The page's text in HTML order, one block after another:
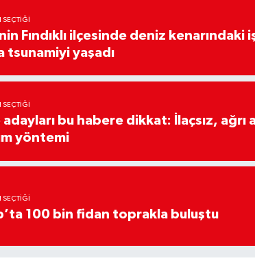
SEÇTIĞI
Fındıklı ilçesinde deniz kenarındaki
tsunamiyi yaşadı
SEÇTIĞI
bu habere dikkat: İlaçsız, ağrı
yöntemi
SEÇTIĞI
100 bin fidan toprakla buluştu